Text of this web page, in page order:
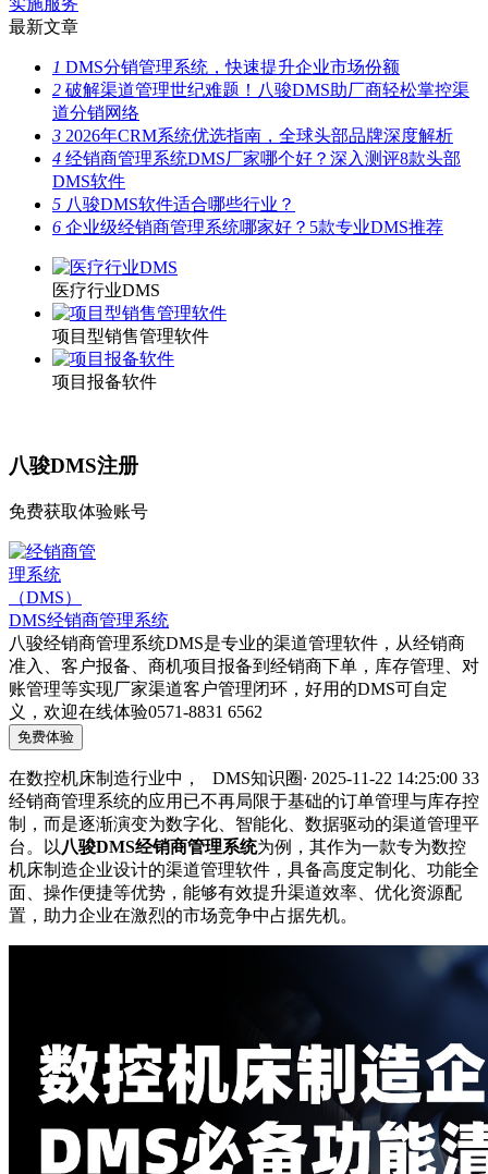
实施服务
最新文章
1 DMS分销管理系统，快速提升企业市场份额
2 破解渠道管理世纪难题！八骏DMS助厂商轻松掌控渠
道分销网络
3 2026年CRM系统优选指南，全球头部品牌深度解析
4 经销商管理系统DMS厂家哪个好？深入测评8款头部
DMS软件
5 八骏DMS软件适合哪些行业？
6 企业级经销商管理系统哪家好？5款专业DMS推荐
医疗行业DMS
项目型销售管理软件
项目报备软件
八骏DMS注册
免费获取体验账号
DMS经销商管理系统
八骏经销商管理系统DMS是专业的渠道管理软件，从经销商
准入、客户报备、商机项目报备到经销商下单，库存管理、对
账管理等实现厂家渠道客户管理闭环，好用的DMS可自定
义，欢迎在线体验0571-8831 6562
免费体验
DMS知识圈· 2025-11-22 14:25:00 33
在数控机床制造行业中，
经销商管理系统的应用已不再局限于基础的订单管理与库存控
制，而是逐渐演变为数字化、智能化、数据驱动的渠道管理平
台。以 八骏DMS经销商管理系统为例，其作为一款专为数控
机床制造企业设计的渠道管理软件，具备高度定制化、功能全
面、操作便捷等优势，能够有效提升渠道效率、优化资源配
置，助力企业在激烈的市场竞争中占据先机。